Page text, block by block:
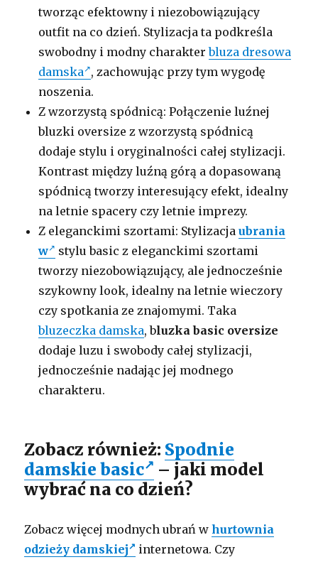
tworząc efektowny i niezobowiązujący
outfit na co dzień. Stylizacja ta podkreśla
swobodny i modny charakterbluza dresowa
damska , zachowując przy tym wygodę
noszenia.
Z wzorzystą spódnicą: Połączenie luźnej
bluzki oversize z wzorzystą spódnicą
dodaje stylu i oryginalności całej stylizacji.
Kontrast między luźną górą a dopasowaną
spódnicą tworzy interesujący efekt, idealny
na letnie spacery czy letnie imprezy.
Z eleganckimi szortami: Stylizacjaubrania
w
stylu basic z eleganckimi szortami
tworzy niezobowiązujący, ale jednocześnie
szykowny look, idealny na letnie wieczory
czy spotkania ze znajomymi. Taka
bluzeczka damska, bluzka basic oversize
dodaje luzu i swobody całej stylizacji,
jednocześnie nadając jej modnego
charakteru.
Zobacz również: Spodnie
damskie basic
– jaki model
wybrać na co dzień?
Zobacz więcej modnych ubrań whurtownia
odzieży damskiej
internetowa. Czy